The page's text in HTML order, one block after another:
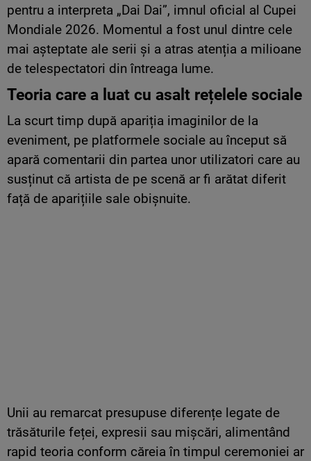
pentru a interpreta „Dai Dai”, imnul oficial al Cupei
Mondiale 2026. Momentul a fost unul dintre cele
mai așteptate ale serii și a atras atenția a milioane
de telespectatori din întreaga lume.
Teoria care a luat cu asalt rețelele sociale
La scurt timp după apariția imaginilor de la
eveniment, pe platformele sociale au început să
apară comentarii din partea unor utilizatori care au
susținut că artista de pe scenă ar fi arătat diferit
față de aparițiile sale obișnuite.
Unii au remarcat presupuse diferențe legate de
trăsăturile feței, expresii sau mișcări, alimentând
rapid teoria conform căreia în timpul ceremoniei ar